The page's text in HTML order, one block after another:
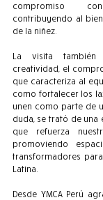
compromiso
contribuyendo al
de la niñez.
La visita también
creatividad, el
que caracteriza al
como fortalecer los
unen como parte de
duda, se trató de una
que refuerza
promoviendo
transformadores
Latina.
Desde YMCA Perú